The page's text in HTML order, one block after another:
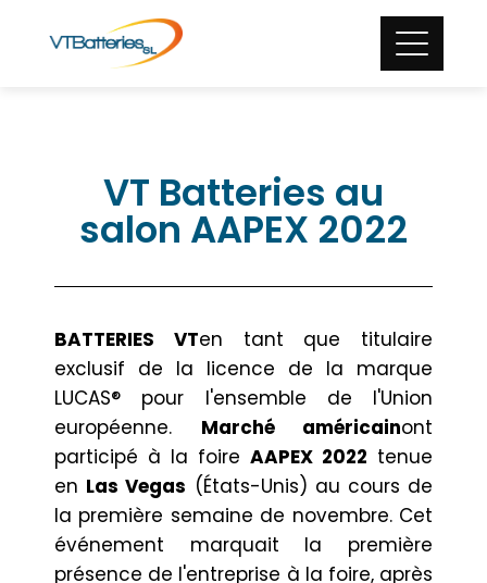
VT Batteries au
salon AAPEX 2022
BATTERIES VTen tant que titulaire
exclusif de la licence de la marque
LUCAS® pour l'ensemble de l'Union
européenne. Marché américainont
participé à la foire AAPEX 2022 tenue
en Las Vegas (États-Unis) au cours de
la première semaine de novembre. Cet
événement marquait la première
présence de l'entreprise à la foire, après